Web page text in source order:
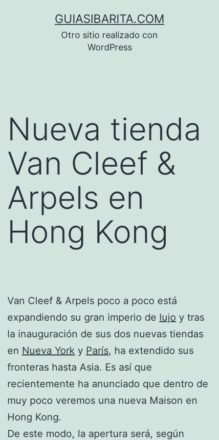
GUIASIBARITA.COM
Otro sitio realizado con
WordPress
Nueva tienda
Van Cleef &
Arpels en
Hong Kong
Van Cleef & Arpels poco a poco está
expandiendo su gran imperio de lujo y tras
la inauguración de sus dos nuevas tiendas
en Nueva York y París, ha extendido sus
fronteras hasta Asia. Es así que
recientemente ha anunciado que dentro de
muy poco veremos una nueva Maison en
Hong Kong.
De este modo, la apertura será, según